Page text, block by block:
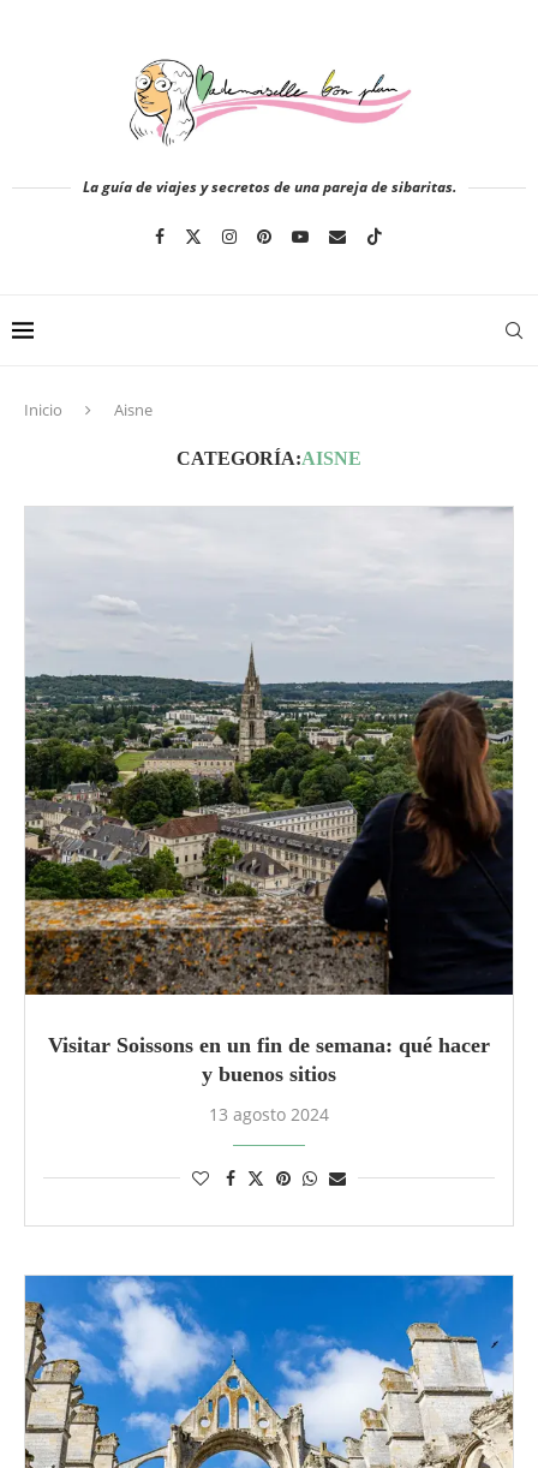
La guía de viajes y secretos de una pareja de sibaritas.
Inicio Aisne
CATEGORÍA:AISNE
Visitar Soissons en un fin de semana: qué hacer
y buenos sitios
13 agosto 2024